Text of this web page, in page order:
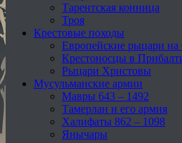
Тарентская конница
Троя
Крестовые походы
Европейские рыцари на
Крестоносцы в
Рыцари Христовы
Мусульманские армии
Мавры 643 – 1492
Тамерлан и его армия
Халифаты 862 – 1098
Янычары